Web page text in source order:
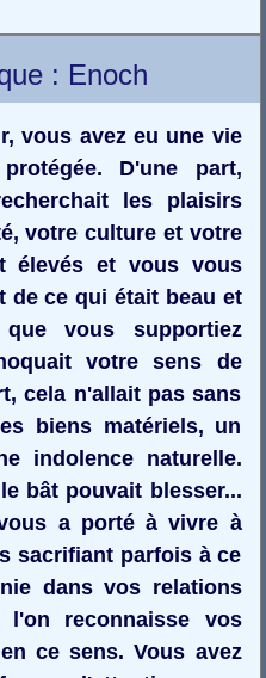
: Enoch
vous avez eu une vie
D'une part,
les plaisirs
votre culture et votre
élevés et vous vous
de ce qui était beau et
vous supportiez
votre sens de
cela n'allait pas sans
biens matériels, un
indolence naturelle.
bât pouvait blesser...
a porté à vivre à
sacrifiant parfois à ce
dans vos relations
reconnaisse vos
ce sens. Vous avez